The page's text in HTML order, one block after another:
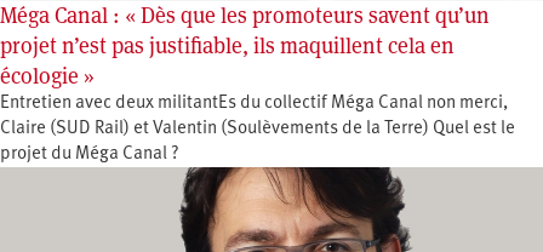
Méga Canal : « Dès que les promoteurs savent qu’un
projet n’est pas justifiable, ils maquillent cela en
écologie »
Entretien avec deux militantEs du collectif Méga Canal non merci,
Claire (SUD Rail) et Valentin (Soulèvements de la Terre) Quel est le
projet du Méga Canal ?